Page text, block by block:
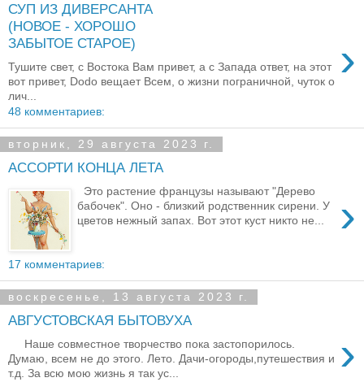
СУП ИЗ ДИВЕРСАНТА
(НОВОЕ - ХОРОШО
ЗАБЫТОЕ СТАРОЕ)
›
Тушите свет, с Востока Вам привет, а с Запада ответ, на этот
вот привет, Dodo вещает Всем, о жизни пограничной, чуток о
лич...
48 комментариев:
вторник, 29 августа 2023 г.
АССОРТИ КОНЦА ЛЕТА
›
Это растение французы называют "Дерево
бабочек". Оно - близкий родственник сирени. У
цветов нежный запах. Вот этот куст никто не...
17 комментариев:
воскресенье, 13 августа 2023 г.
АВГУСТОВСКАЯ БЫТОВУХА
›
Наше совместное творчество пока застопорилось.
Думаю, всем не до этого. Лето. Дачи-огороды,путешествия и
т.д. За всю мою жизнь я так ус...